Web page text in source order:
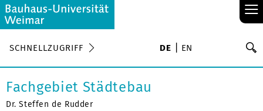
≡
SCHNELLZUGRIFF DE EN
Fachgebiet Städtebau
Dr. Steffen de Rudder